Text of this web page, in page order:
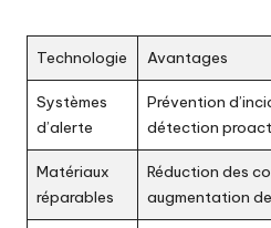
Technologie Avantages
Systèmes
d’alerte
Prévention
détection
Matériaux
réparables
Réduction des
augmentation